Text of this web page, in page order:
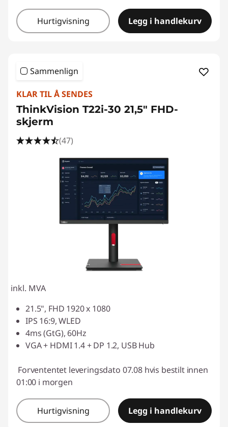
Hurtigvisning Legg i handlekurv
Sammenlign
KLAR TIL Å SENDES
ThinkVision T22i-30 21,5" FHD-
skjerm
(47)
inkl. MVA
21.5", FHD 1920 x 1080
IPS 16:9, WLED
4ms (GtG), 60Hz
VGA + HDMI 1.4 + DP 1.2, USB Hub
Forvententet leveringsdato 07.08 hvis bestilt innen
01:00 i morgen
Hurtigvisning Legg i handlekurv